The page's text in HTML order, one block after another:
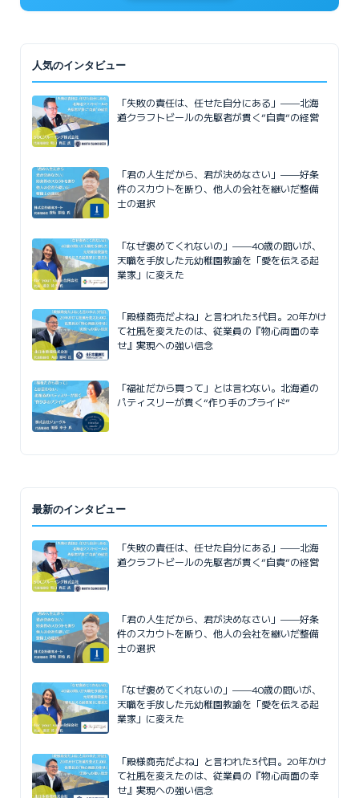
人気のインタビュー
「失敗の責任は、任せた自分にある」——北海
道クラフトビールの先駆者が貫く”自責”の経営
「君の人生だから、君が決めなさい」——好条
件のスカウトを断り、他人の会社を継いだ整備
士の選択
「なぜ褒めてくれないの」——40歳の問いが、
天職を手放した元幼稚園教諭を「愛を伝える起
業家」に変えた
「殿様商売だよね」と言われた3代目。20年かけ
て社風を変えたのは、従業員の『物心両面の幸
せ』実現への強い信念
「福祉だから買って」とは言わない。北海道の
パティスリーが貫く“作り手のプライド”
最新のインタビュー
「失敗の責任は、任せた自分にある」——北海
道クラフトビールの先駆者が貫く”自責”の経営
「君の人生だから、君が決めなさい」——好条
件のスカウトを断り、他人の会社を継いだ整備
士の選択
「なぜ褒めてくれないの」——40歳の問いが、
天職を手放した元幼稚園教諭を「愛を伝える起
業家」に変えた
「殿様商売だよね」と言われた3代目。20年かけ
て社風を変えたのは、従業員の『物心両面の幸
せ』実現への強い信念